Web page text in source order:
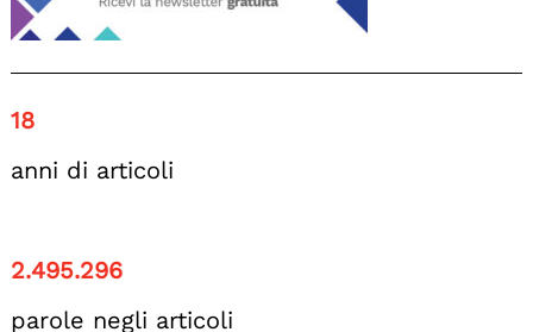
18
anni di articoli
2.495.296
parole negli articoli